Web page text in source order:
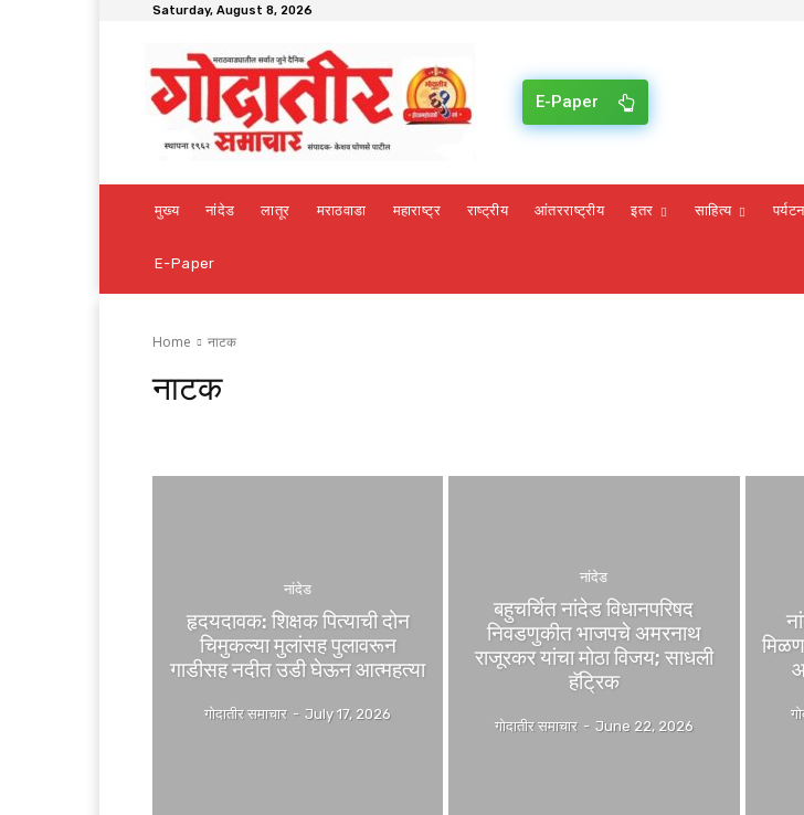
Saturday, August 8, 2026
E-Paper
मुख्य नांदेड लातूर मराठवाडा महाराष्ट्र राष्ट्रीय आंतरराष्ट्रीय इतर साहित्य पर्यटन
E-Paper
Home नाटक
नाटक
नांदेड
हृदयदावक: शिक्षक पित्याची दोन
चिमुकल्या मुलांसह पुलावरून
गाडीसह नदीत उडी घेऊन आत्महत्या
गोदातीर समाचार - July 17, 2026
नांदेड
बहुचर्चित नांदेड विधानपरिषद
निवडणुकीत भाजपचे अमरनाथ
राजूरकर यांचा मोठा विजय; साधली
हॅट्रिक
गोदातीर समाचार - June 22, 2026